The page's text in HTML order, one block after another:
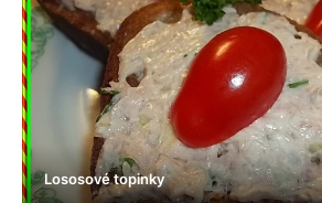
Lososové topinky